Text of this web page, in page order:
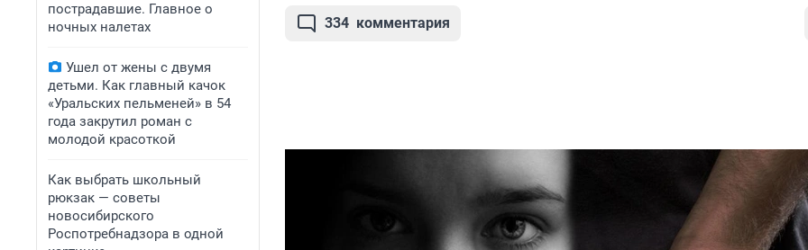
пострадавшие. Главное о
ночных налетах
Ушел от жены с двумя
детьми. Как главный качок
«Уральских пельменей» в 54
года закрутил роман с
молодой красоткой
Как выбрать школьный
рюкзак — советы
новосибирского
Роспотребнадзора в одной
334 комментария